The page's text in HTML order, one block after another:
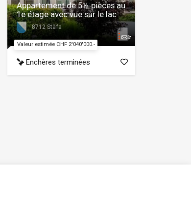
Valeur estimée CHF 2'040'000.-
Appartement de 5½ pièces au
1e étage avec vue sur le lac
8712 Stäfa
Enchères terminées